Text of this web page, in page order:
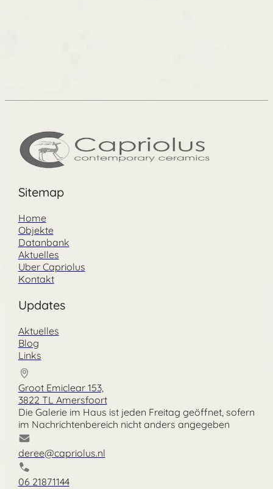
Sitemap
Home
Objekte
Datanbank
Aktuelles
Uber Capriolus
Kontakt
Updates
Aktuelles
Blog
Links
Groot Emiclear 153,
3822 TL Amersfoort
Die Galerie im Haus ist jeden Freitag geöffnet, sofern
im Nachrichtenbereich nicht anders angegeben
deree@capriolus.nl
06 21871144